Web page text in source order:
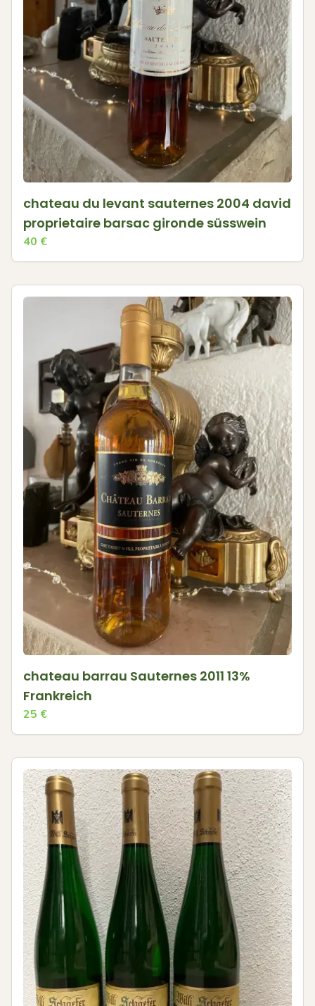
chateau du levant sauternes 2004 david
proprietaire barsac gironde süsswein
40 €
chateau barrau Sauternes 2011 13%
Frankreich
25 €